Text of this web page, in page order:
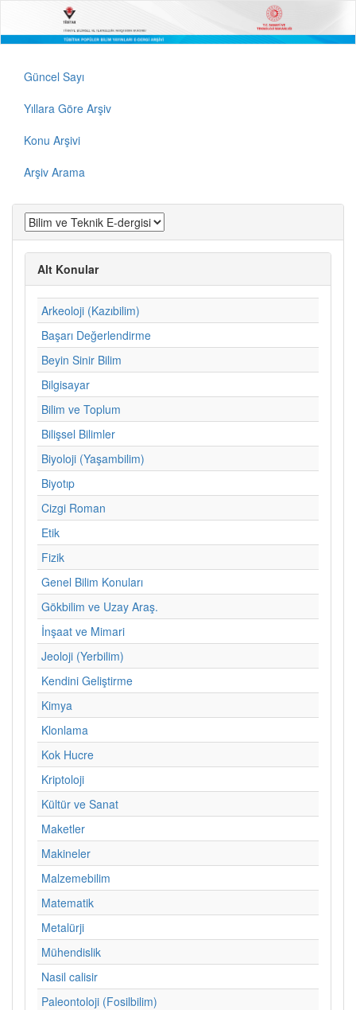
Güncel Sayı
Yıllara Göre Arşiv
Konu Arşivi
Arşiv Arama
Alt Konular
Arkeoloji (Kazıbilim)
Başarı Değerlendirme
Beyin Sinir Bilim
Bilgisayar
Bilim ve Toplum
Bilişsel Bilimler
Biyoloji (Yaşambilim)
Biyotıp
Cizgi Roman
Etik
Fizik
Genel Bilim Konuları
Gökbilim ve Uzay Araş.
İnşaat ve Mimari
Jeoloji (Yerbilim)
Kendini Geliştirme
Kimya
Klonlama
Kok Hucre
Kriptoloji
Kültür ve Sanat
Maketler
Makineler
Malzemebilim
Matematik
Metalürji
Mühendislik
Nasil calisir
Paleontoloji (Fosilbilim)